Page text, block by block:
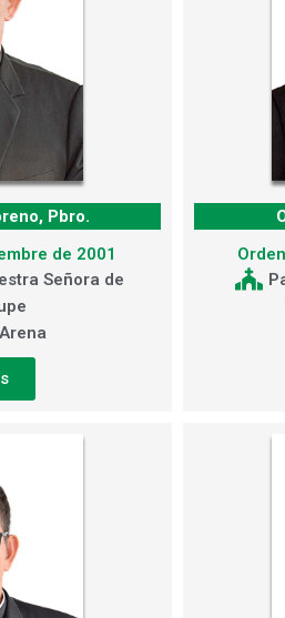
Pbro.
de 2001
Señora de